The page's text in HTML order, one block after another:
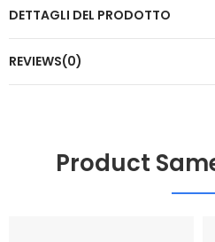
DETTAGLI DEL PRODOTTO
REVIEWS(0)
Product